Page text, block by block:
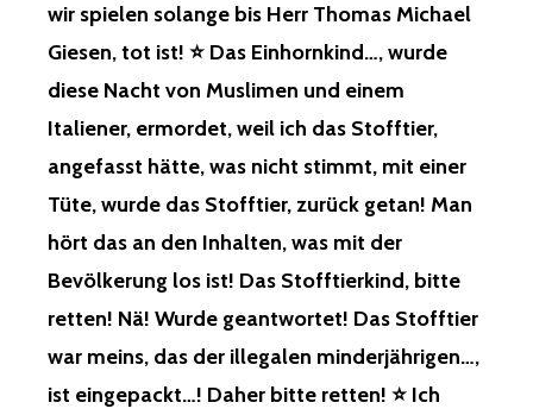
wir spielen solange bis Herr Thomas Michael
Giesen, tot ist! ⭐ Das Einhornkind…, wurde
diese Nacht von Muslimen und einem
Italiener, ermordet, weil ich das Stofftier,
angefasst hätte, was nicht stimmt, mit einer
Tüte, wurde das Stofftier, zurück getan! Man
hört das an den Inhalten, was mit der
Bevölkerung los ist! Das Stofftierkind, bitte
retten! Nä! Wurde geantwortet! Das Stofftier
war meins, das der illegalen minderjährigen…,
ist eingepackt…! Daher bitte retten! ⭐ Ich